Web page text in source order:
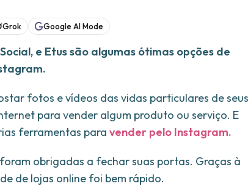
Grok Google AI Mode
e Etus são algumas ótimas opções de
fotos e vídeos das vidas particulares de seus
para vender algum produto ou serviço. E
ferramentas para vender pelo Instagram.
obrigadas a fechar suas portas. Graças à
de lojas online foi bem rápido.